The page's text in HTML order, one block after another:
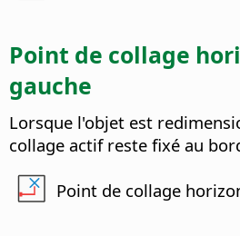
Point de collage
gauche
Lorsque l'objet est
collage actif reste fixé au
Point de collage